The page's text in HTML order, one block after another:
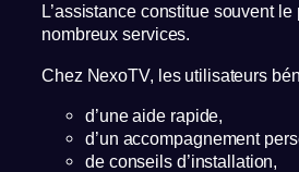
L’assistance constitue souvent
nombreux services.
Chez NexoTV, les utilisateurs
d’une aide rapide,
d’un accompagnement
de conseils d’installation,